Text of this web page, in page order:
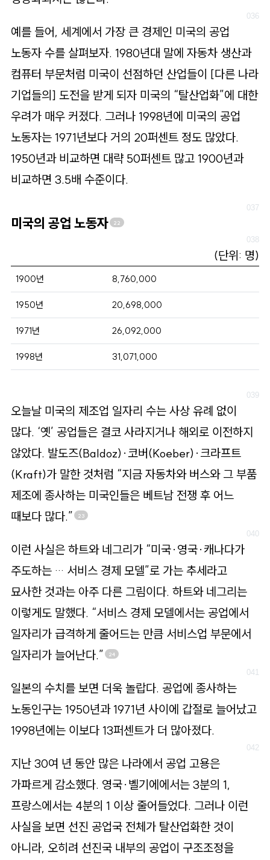
예를 들어, 세계에서 가장 큰 경제인 미국의 공업
노동자 수를 살펴보자. 1980년대 말에 자동차 생산과
컴퓨터 부문처럼 미국이 선점하던 산업들이 [다른 나라
기업들의] 도전을 받게 되자 미국의 “탈산업화”에 대한
우려가 매우 커졌다. 그러나 1998년에 미국의 공업
노동자는 1971년보다 거의 20퍼센트 정도 많았다.
1950년과 비교하면 대략 50퍼센트 많고 1900년과
비교하면 3.5배 수준이다.
미국의 공업 노동자 22
(단위: 명)
1900년 8,760,000
1950년 20,698,000
1971년 26,092,000
1998년 31,071,000
오늘날 미국의 제조업 일자리 수는 사상 유례 없이
많다. ‘옛’ 공업들은 결코 사라지거나 해외로 이전하지
않았다. 발도즈(Baldoz)·코버(Koeber)·크라프트
(Kraft)가 말한 것처럼 “지금 자동차와 버스와 그 부품
제조에 종사하는 미국인들은 베트남 전쟁 후 어느
때보다 많다.”
23
이런 사실은 하트와 네그리가 “미국·영국·캐나다가
주도하는 … 서비스 경제 모델”로 가는 추세라고
묘사한 것과는 아주 다른 그림이다. 하트와 네그리는
이렇게도 말했다. “서비스 경제 모델에서는 공업에서
일자리가 급격하게 줄어드는 만큼 서비스업 부문에서
일자리가 늘어난다.”
24
일본의 수치를 보면 더욱 놀랍다. 공업에 종사하는
노동인구는 1950년과 1971년 사이에 갑절로 늘어났고
1998년에는 이보다 13퍼센트가 더 많아졌다.
지난 30여 년 동안 많은 나라에서 공업 고용은
가파르게 감소했다. 영국·벨기에에서는 3분의 1,
프랑스에서는 4분의 1 이상 줄어들었다. 그러나 이런
사실을 보면 선진 공업국 전체가 탈산업화한 것이
아니라, 오히려 선진국 내부의 공업이 구조조정을